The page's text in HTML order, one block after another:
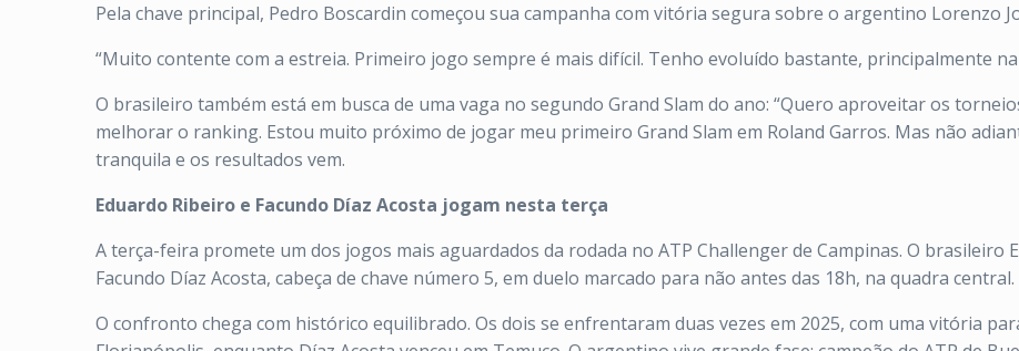
Pela chave principal, Pedro Boscardin começou sua campanha com vitória segura sobre o argentino Lorenzo
“Muito contente com a estreia. Primeiro jogo sempre é mais difícil. Tenho evoluído bastante, principalmente
O brasileiro também está em busca de uma vaga no segundo Grand Slam do ano: “Quero aproveitar os
melhorar o ranking. Estou muito próximo de jogar meu primeiro Grand Slam em Roland Garros. Mas não
tranquila e os resultados vem.
Eduardo Ribeiro e Facundo Díaz Acosta jogam nesta terça
A terça-feira promete um dos jogos mais aguardados da rodada no ATP Challenger de Campinas. O
Facundo Díaz Acosta, cabeça de chave número 5, em duelo marcado para não antes das 18h, na quadra central.
O confronto chega com histórico equilibrado. Os dois se enfrentaram duas vezes em 2025, com uma vitória